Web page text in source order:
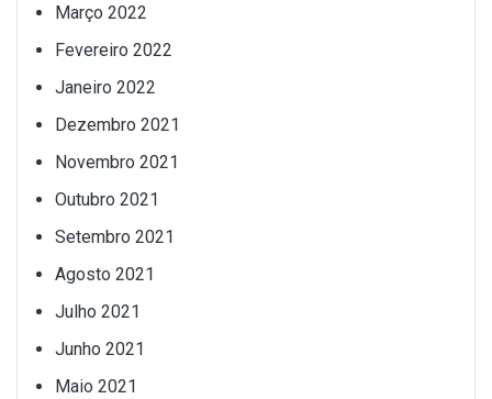
Março 2022
Fevereiro 2022
Janeiro 2022
Dezembro 2021
Novembro 2021
Outubro 2021
Setembro 2021
Agosto 2021
Julho 2021
Junho 2021
Maio 2021